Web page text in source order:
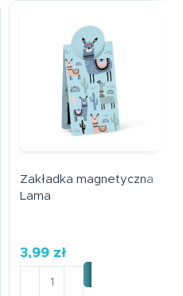
Zakładka magnetyczna
Lama
3,99 zł